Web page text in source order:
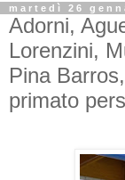
martedì 26
Adorni,
Lorenzini,
Pina
primato